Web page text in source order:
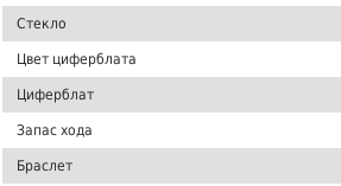
Стекло
Цвет циферблата
Циферблат
Запас хода
Браслет